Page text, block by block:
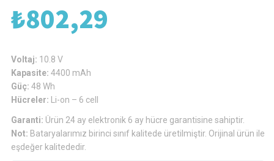
₺802,29
Voltaj: 10.8 V
Kapasite: 4400 mAh
Güç: 48 Wh
Hücreler:
Li-on – 6 cell
Garanti: Ürün 24 ay elektronik 6 ay hücre garantisine sahiptir.
Not: Bataryalarımız birinci sınıf kalitede üretilmiştir. Orijinal ürün ile
eşdeğer kalitededir.